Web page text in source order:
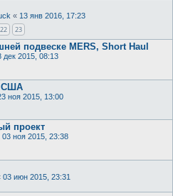
« 13 янв 2016, 17:23
22 23
подвеске MERS, Short Haul
дек 2015, 08:13
США
ноя 2015, 13:00
проект
03 ноя 2015, 23:38
03 июн 2015, 23:31